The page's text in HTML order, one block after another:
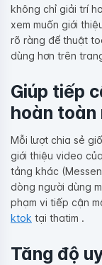
không chỉ giải trí
xem muốn giới
rõ ràng để thuật
dùng hơn trên
Giúp tiếp
hoàn toàn
Mỗi lượt chia sẻ
giới thiệu video
tảng khác
dòng người dùng
phạm vi tiếp cận
ktok tại thatim .
Tăng độ